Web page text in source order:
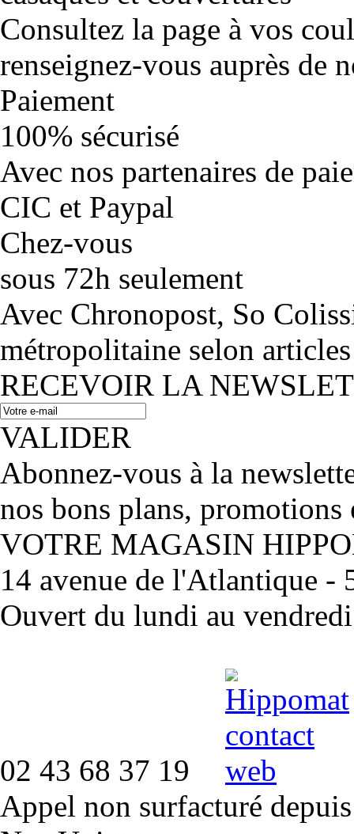
Consultez la page à vos
renseignez-vous auprès de
Paiement
100% sécurisé
Avec nos partenaires de
CIC et Paypal
Chez-vous
sous 72h seulement
Avec Chronopost, So
métropolitaine selon
RECEVOIR LA
VALIDER
Abonnez-vous à la
nos bons plans, promotions
VOTRE MAGASIN
14 avenue de l'Atlantique -
Ouvert du lundi au
02 43 68 37 19
Appel non surfacturé